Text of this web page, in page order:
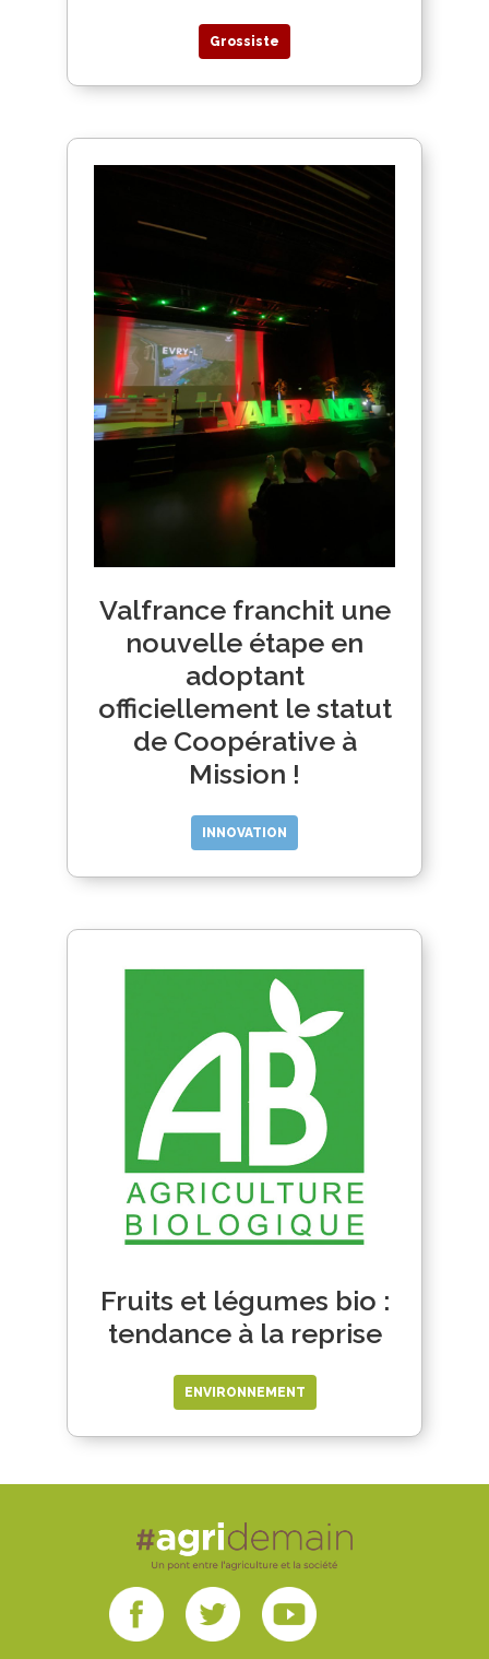
Grossiste
Valfrance franchit une
nouvelle étape en
adoptant
officiellement le statut
de Coopérative à
Mission !
INNOVATION
Fruits et légumes bio :
tendance à la reprise
ENVIRONNEMENT